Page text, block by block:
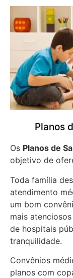
Planos
Os Planos de
objetivo de
Toda família
atendimento
um bom
mais
de hospitais
tranquilidade.
Convênios
planos com